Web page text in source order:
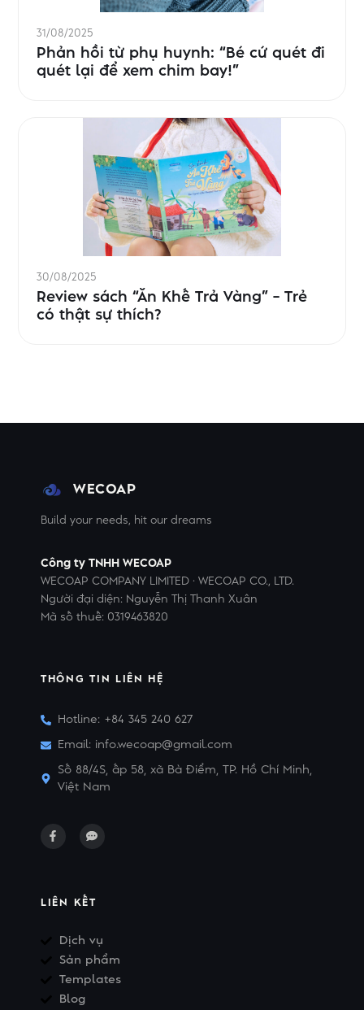
31/08/2025
Phản hồi từ phụ huynh: “Bé cứ quét đi
quét lại để xem chim bay!”
30/08/2025
Review sách “Ăn Khế Trả Vàng” – Trẻ
có thật sự thích?
WECOAP
Build your needs, hit our dreams
Công ty TNHH WECOAP
WECOAP COMPANY LIMITED · WECOAP CO., LTD.
Người đại diện: Nguyễn Thị Thanh Xuân
Mã số thuế: 0319463820
THÔNG TIN LIÊN HỆ
Hotline: +84 345 240 627
Email: info.wecoap@gmail.com
Số 88/4S, ấp 58, xã Bà Điểm, TP. Hồ Chí Minh,
Việt Nam
LIÊN KẾT
Dịch vụ
Sản phẩm
Templates
Blog